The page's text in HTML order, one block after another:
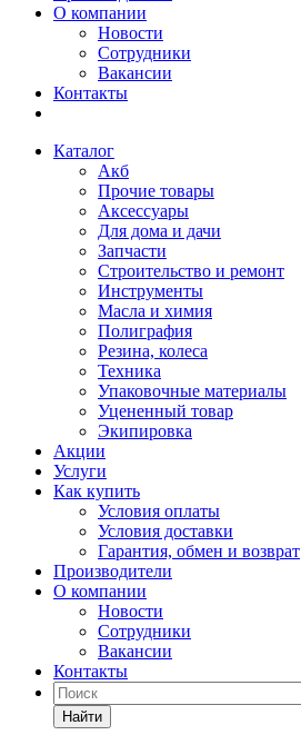
О компании
Новости
Сотрудники
Вакансии
Контакты
Каталог
Акб
Прочие товары
Аксессуары
Для дома и дачи
Запчасти
Строительство и ремонт
Инструменты
Масла и химия
Полиграфия
Резина, колеса
Техника
Упаковочные материалы
Уцененный товар
Экипировка
Акции
Услуги
Как купить
Условия оплаты
Условия доставки
Гарантия, обмен и возврат
Производители
О компании
Новости
Сотрудники
Вакансии
Контакты
Найти